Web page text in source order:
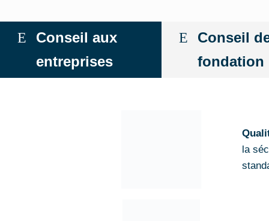
Conseil aux
entreprises
Conseil
fondation
la